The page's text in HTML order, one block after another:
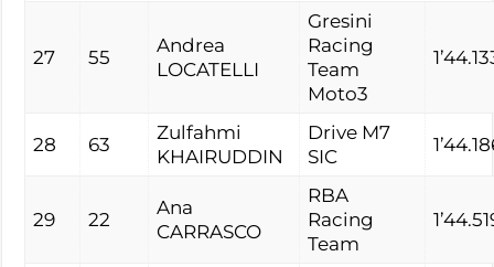
27 55
Andrea
LOCATELLI
Gresini
Racing
Team
Moto3
28 63
Zulfahmi
KHAIRUDDIN
Drive M7
SIC
29 22
Ana
CARRASCO
RBA
Racing
Team